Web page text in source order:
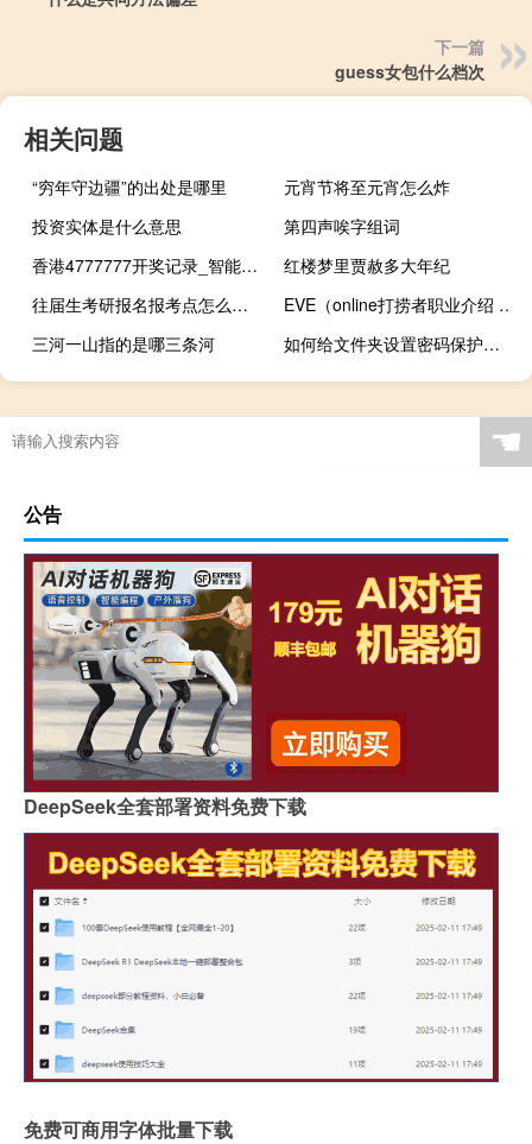
下一篇
guess女包什么档次
相关问题
“穷年守边疆”的出处是哪里
元宵节将至元宵怎么炸
投资实体是什么意思
第四声唉字组词
香港4777777开奖记录_智能AI深度解析_文心一言5G.223.35
红楼梦里贾赦多大年纪
往届生考研报名报考点怎么选择
EVE（online打捞者职业介绍 EVE online打捞者有什么技能）
三河一山指的是哪三条河
如何给文件夹设置密码保护（如何给文件夹设密码）
☚
公告
DeepSeek全套部署资料免费下载
免费可商用字体批量下载